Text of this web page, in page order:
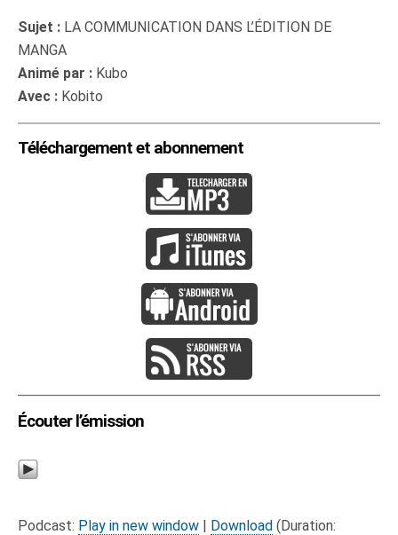
Sujet : LA COMMUNICATION DANS L’ÉDITION DE
MANGA
Animé par : Kubo
Avec : Kobito
Téléchargement et abonnement
Écouter l’émission
Podcast: Play in new window | Download (Duration: